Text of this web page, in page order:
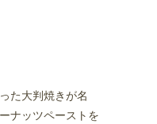
た大判焼きが名
ナッツペーストを